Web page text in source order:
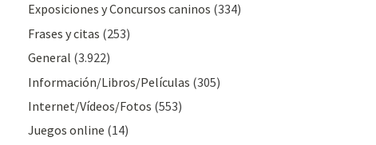
Exposiciones y Concursos caninos (334)
Frases y citas (253)
General (3.922)
Información/Libros/Películas (305)
Internet/Vídeos/Fotos (553)
Juegos online (14)